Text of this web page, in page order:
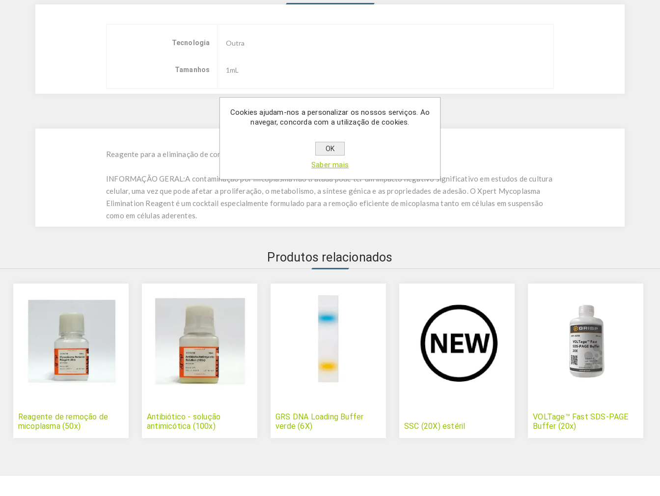
Tecnologia Outra
Tamanhos 1mL
Description
Reagente para a eliminação de contaminação por Mycoplasma em cultura celular
INFORMAÇÃO GERAL:A contaminação por micoplasma não tratada pode ter um impacto negativo significativo em estudos de cultura
celular, uma vez que pode afetar a proliferação, o metabolismo, a síntese génica e as propriedades de adesão. O Xpert Mycoplasma
Elimination Reagent é um cocktail especialmente formulado para a remoção eficiente de micoplasma tanto em células em suspensão
como em células aderentes.
Produtos relacionados
Reagente de remoção de
micoplasma (50x)
Antibiótico - solução
antimicótica (100x)
GRS DNA Loading Buffer
verde (6X)
SSC (20X) estéril
VOLTage™ Fast SDS-PAGE
Buffer (20x)
Cookies ajudam-nos a personalizar os nossos serviços. Ao
navegar, concorda com a utilização de cookies.
OK
Saber mais